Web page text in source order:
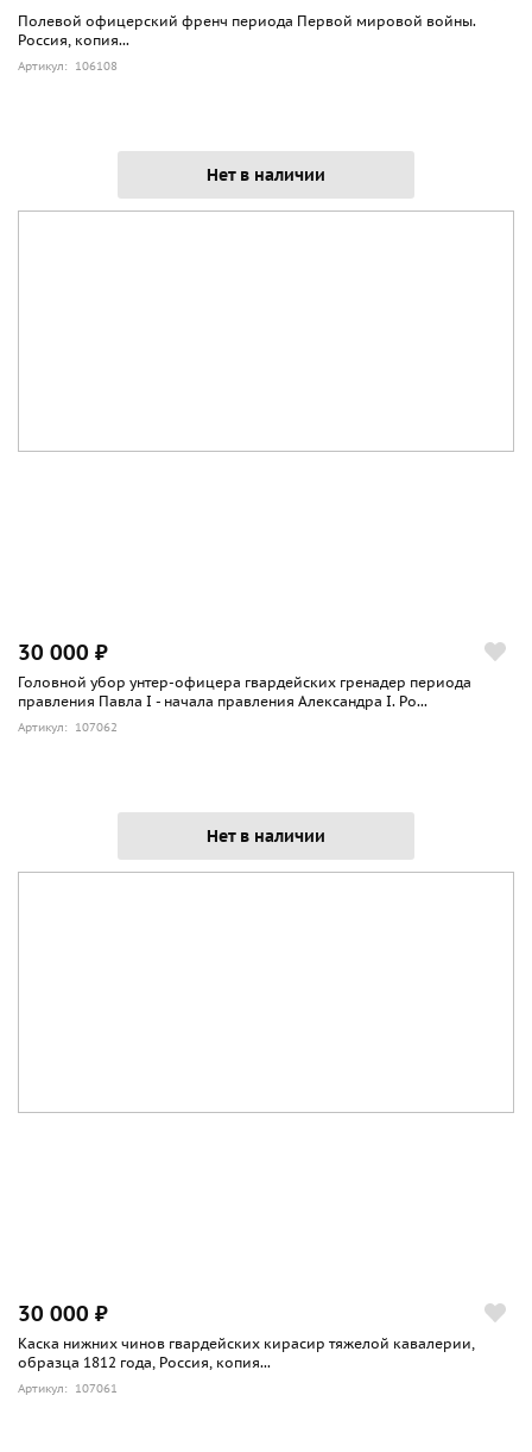
Полевой офицерский френч периода Первой мировой войны.
Россия, копия...
Артикул: 106108
Нет в наличии
30 000 ₽
Головной убор унтер-офицера гвардейских гренадер периода
правления Павла I - начала правления Александра I. Ро...
Артикул: 107062
Нет в наличии
30 000 ₽
Каска нижних чинов гвардейских кирасир тяжелой кавалерии,
образца 1812 года, Россия, копия...
Артикул: 107061